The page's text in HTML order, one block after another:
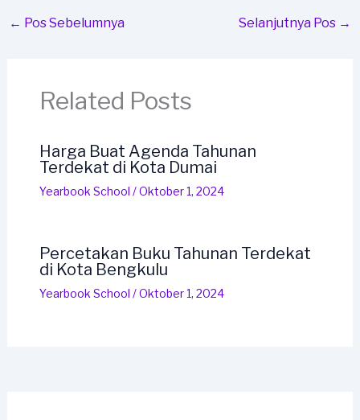
← Pos Sebelumnya Selanjutnya Pos →
Related Posts
Harga Buat Agenda Tahunan
Terdekat di Kota Dumai
Yearbook School /Oktober 1, 2024
Percetakan Buku Tahunan Terdekat
di Kota Bengkulu
Yearbook School /Oktober 1, 2024